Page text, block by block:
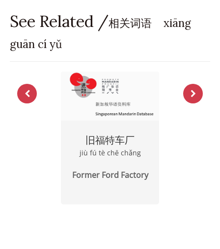
See Related /相关词语 xiāng
guān cí yǔ
旧福特车厂
jiù fú tè chē chǎng
Former Ford Factory